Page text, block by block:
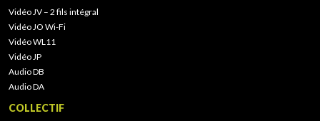
Vidéo JV – 2 fils intégral
Vidéo JO Wi-Fi
Vidéo WL11
Vidéo JP
Audio DB
Audio DA
COLLECTIF